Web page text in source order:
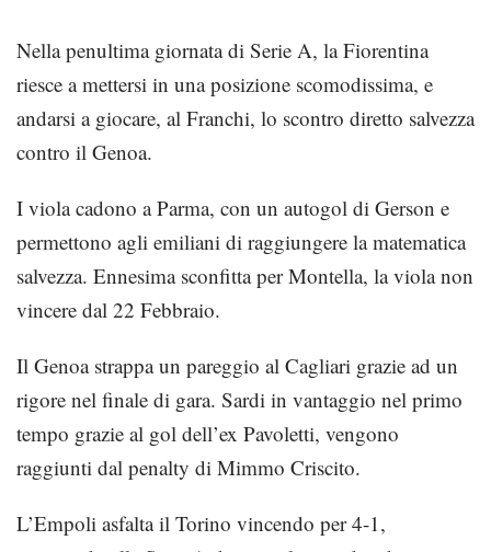
Nella penultima giornata di Serie A, la Fiorentina
riesce a mettersi in una posizione scomodissima, e
andarsi a giocare, al Franchi, lo scontro diretto salvezza
contro il Genoa.
I viola cadono a Parma, con un autogol di Gerson e
permettono agli emiliani di raggiungere la matematica
salvezza. Ennesima sconfitta per Montella, la viola non
vincere dal 22 Febbraio.
Il Genoa strappa un pareggio al Cagliari grazie ad un
rigore nel finale di gara. Sardi in vantaggio nel primo
tempo grazie al gol dell’ex Pavoletti, vengono
raggiunti dal penalty di Mimmo Criscito.
L’Empoli asfalta il Torino vincendo per 4-1,